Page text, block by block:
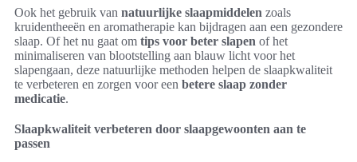
Ook het gebruik van natuurlijke slaapmiddelen zoals
kruidentheeën en aromatherapie kan bijdragen aan een gezondere
slaap. Of het nu gaat om tips voor beter slapen of het
minimaliseren van blootstelling aan blauw licht voor het
slapengaan, deze natuurlijke methoden helpen de slaapkwaliteit
te verbeteren en zorgen voor een betere slaap zonder
medicatie.
Slaapkwaliteit verbeteren door slaapgewoonten aan te
passen